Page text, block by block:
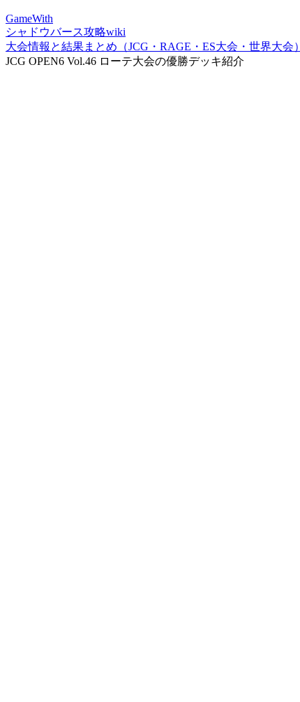
GameWith
シャドウバース攻略wiki
大会情報と結果まとめ（JCG・RAGE・ES大会・世界大会）
JCG OPEN6 Vol.46 ローテ大会の優勝デッキ紹介